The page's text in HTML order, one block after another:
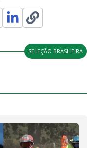
SELEÇÃO BRASILEIRA